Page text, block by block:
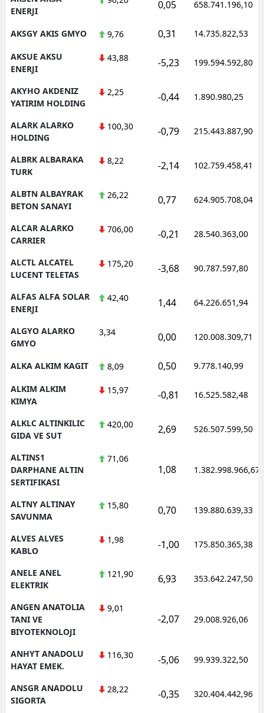
ENERJI
0,05 658.741.196,10
AKSGY AKIS GMYO 9,76 0,31 14.735.822,53
AKSUE AKSU
ENERJI
43,88 -5,23 199.594.592,80
AKYHO AKDENIZ
YATIRIM HOLDING
2,25 -0,44 1.890.980,25
ALARK ALARKO
HOLDING
100,30 -0,79 215.443.887,90
ALBRK ALBARAKA
TURK
8,22 -2,14 102.759.458,41
ALBTN ALBAYRAK
BETON SANAYI
26,22 0,77 624.905.708,04
ALCAR ALARKO
CARRIER
706,00 -0,21 28.540.363,00
ALCTL ALCATEL
LUCENT TELETAS
175,20 -3,68 90.787.597,80
ALFAS ALFA SOLAR
ENERJI
42,40 1,44 64.226.651,94
ALGYO ALARKO
GMYO
3,34 0,00 120.008.309,71
ALKA ALKIM KAGIT 8,09 0,50 9.778.140,99
ALKIM ALKIM
KIMYA
15,97 -0,81 16.525.582,48
ALKLC ALTINKILIC
GIDA VE SUT
420,00 2,69 526.507.599,50
ALTINS1
DARPHANE ALTIN
SERTIFIKASI
71,06
1,08 1.382.998.966,67
ALTNY ALTINAY
SAVUNMA
15,80 0,70 139.880.639,33
ALVES ALVES
KABLO
1,98 -1,00 175.850.365,38
ANELE ANEL
ELEKTRIK
121,90 6,93 353.642.247,50
ANGEN ANATOLIA
TANI VE
BIYOTEKNOLOJI
9,01
-2,07 29.008.926,06
ANHYT ANADOLU
HAYAT EMEK.
116,30 -5,06 99.939.322,50
ANSGR ANADOLU
SIGORTA
28,22 -0,35 320.404.442,96